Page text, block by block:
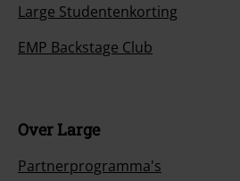
Large Studentenkorting
EMP Backstage Club
Over Large
Partnerprogramma's